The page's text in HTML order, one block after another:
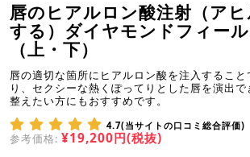
唇のヒアルロン酸注射（アヒ
する）ダイヤモンドフィー
（上・下）
唇の適切な箇所にヒアルロン酸を注入するこ
り、セクシーな熱くぽってりとした唇を演出で
整えたい方にもおすすめです。
4.7(当サイトの口コミ総合評価)
参考価格: ¥19,200円(税抜)